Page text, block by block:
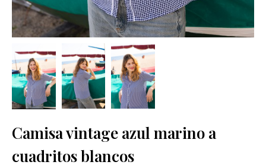
Camisa vintage azul marino a
cuadritos blancos